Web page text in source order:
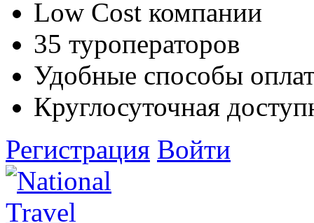
Low Cost компании
35 туроператоров
Удобные способы
Круглосуточная
Регистрация Войти